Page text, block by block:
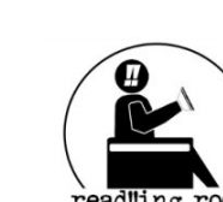
read!!ing
room